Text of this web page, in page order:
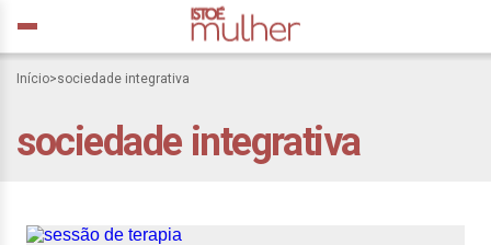
Início>sociedade integrativa
sociedade integrativa
Viva a Sociedade